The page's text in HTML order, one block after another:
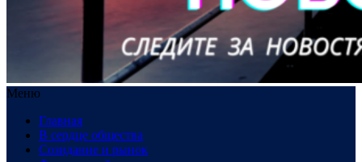
Меню
Главная
В сердце общества
Созидание и рынок